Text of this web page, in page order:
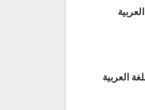
العربية